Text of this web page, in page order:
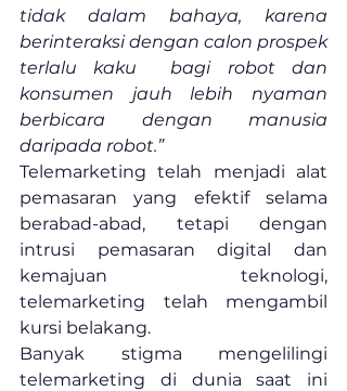
tidak dalam bahaya, karena
berinteraksi dengan calon prospek
terlalu kaku  bagi robot dan
konsumen jauh lebih nyaman
berbicara dengan manusia
daripada robot.”
Telemarketing telah menjadi alat
pemasaran yang efektif selama
berabad-abad, tetapi dengan
intrusi pemasaran digital dan
kemajuan teknologi,
telemarketing telah mengambil
kursi belakang.
Banyak stigma mengelilingi
telemarketing di dunia saat ini